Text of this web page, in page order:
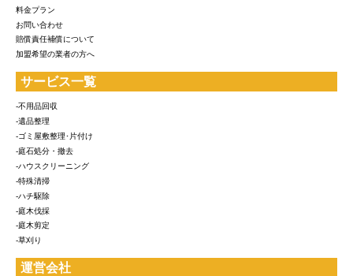
料金プラン
お問い合わせ
賠償責任補償について
加盟希望の業者の方へ
サービス一覧
-不用品回収
-遺品整理
-ゴミ屋敷整理･片付け
-庭石処分・撤去
-ハウスクリーニング
-特殊清掃
-ハチ駆除
-庭木伐採
-庭木剪定
-草刈り
運営会社